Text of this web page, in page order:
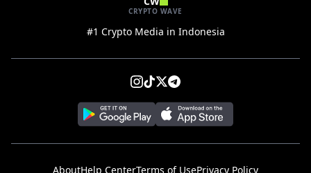
CRYPTO WAVE
#1 Crypto Media in Indonesia
AboutHelp CenterTerms of UsePrivacy Policy